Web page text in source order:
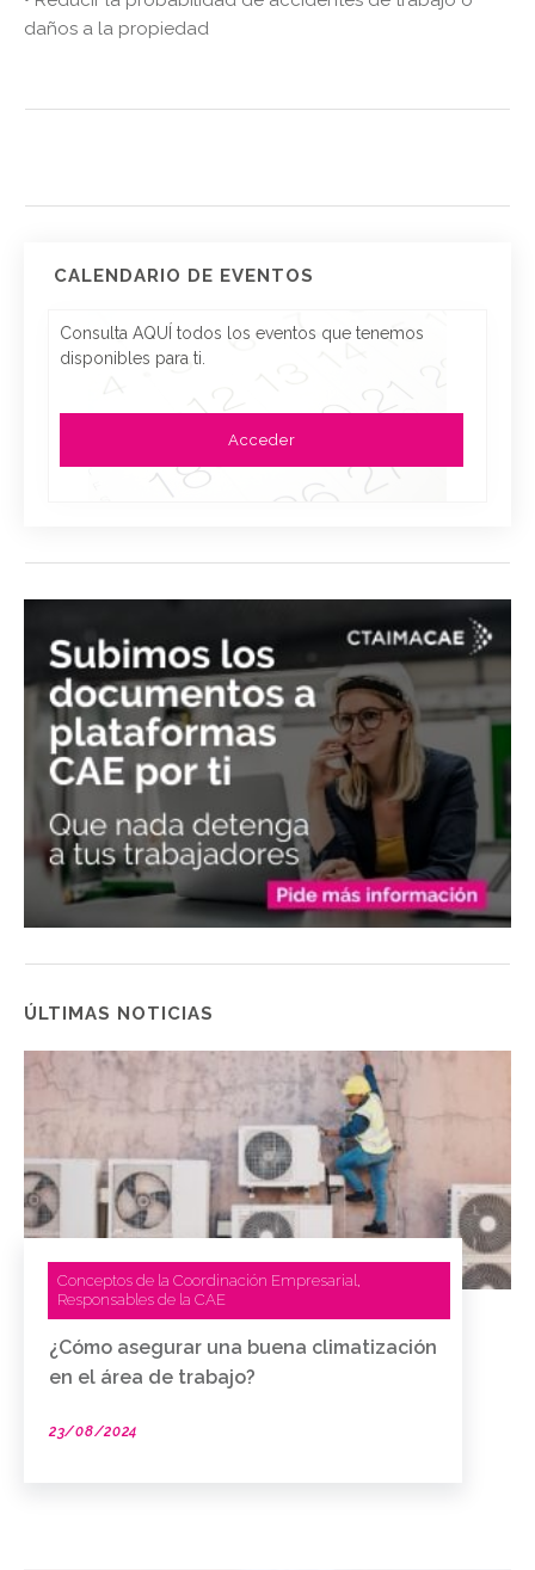
daños a la propiedad
CALENDARIO DE EVENTOS
Consulta AQUÍ todos los eventos que tenemos
disponibles para ti.
Acceder
ÚLTIMAS NOTICIAS
Conceptos de la Coordinación Empresarial ,
Responsables de la CAE
¿Cómo asegurar una buena climatización
en el área de trabajo?
23/08/2024